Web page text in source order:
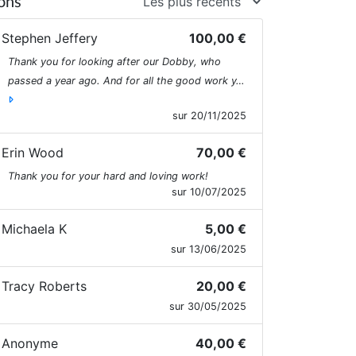
numbers keep growing.
from spring all the way to
autumn we are dumping ground for
kittens and often their mothers.
daily work at the “shelter”,
room and kittygarten,
in TNR programs our time is
spent looking for funds for food and
bills and finding good homes to
and dozens abandoned kittens,
or sick cats as unfortunately many
Stephen Jeffery 100,00 €
Thank you for looking after our Dobby, who
passed a year ago. And for all the good work y…
sur 20/11/2025
Erin Wood 70,00 €
Thank you for your hard and loving work!
sur 10/07/2025
Michaela K 5,00 €
sur 13/06/2025
Tracy Roberts 20,00 €
sur 30/05/2025
Anonyme 40,00 €